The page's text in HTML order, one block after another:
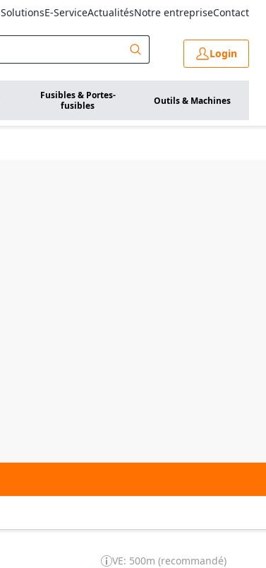
SolutionsE-ServiceActualitésNotre entrepriseContact
Login
Fusibles & Portes-
fusibles
Outils & Machines
VE: 500m (recommandé)